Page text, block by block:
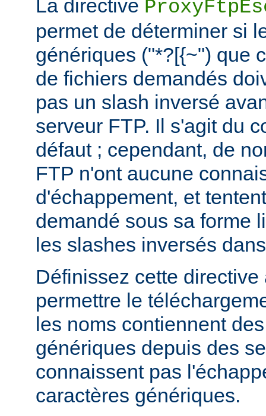
La directive
permet de déterminer si
génériques ("*?[{~") que
de fichiers demandés
pas un slash inversé
serveur FTP. Il s'agit du
défaut ; cependant, de
FTP n'ont aucune
d'échappement, et
demandé sous sa forme
les slashes inversés
Définissez cette directive
permettre le
les noms contiennent
génériques depuis des
connaissent pas
caractères génériques.